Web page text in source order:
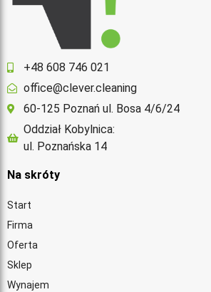
+48 608 746 021
office@clever.cleaning
60-125 Poznań ul. Bosa 4/6/24
Oddział Kobylnica:
ul. Poznańska 14
Na skróty
Start
Firma
Oferta
Sklep
Wynajem